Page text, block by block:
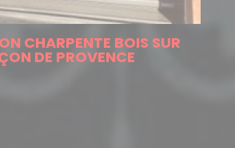
CHARPENTE BOIS SUR
DE PROVENCE